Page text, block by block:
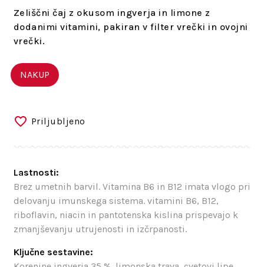
Zeliščni čaj z okusom ingverja in limone z
dodanimi vitamini, pakiran v filter vrečki in ovojni
vrečki.
NAKUP
Priljubljeno
Lastnosti:
Brez umetnih barvil. Vitamina B6 in B12 imata vlogo pri
delovanju imunskega sistema. vitamini B6, B12,
riboflavin, niacin in pantotenska kislina prispevajo k
zmanjševanju utrujenosti in izčrpanosti.
Ključne sestavine: